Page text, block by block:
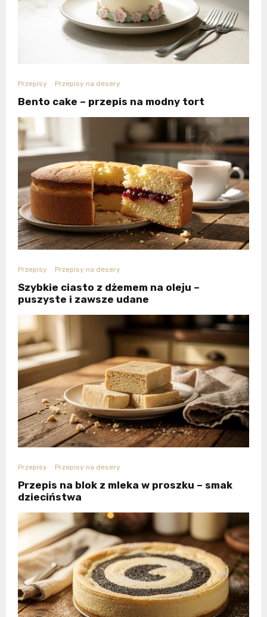
Przepisy Przepisy na desery
Bento cake – przepis na modny tort
Przepisy Przepisy na desery
Szybkie ciasto z dżemem na oleju –
puszyste i zawsze udane
Przepisy Przepisy na desery
Przepis na blok z mleka w proszku – smak
dzieciństwa